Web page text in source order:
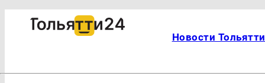
Новости Тольятти